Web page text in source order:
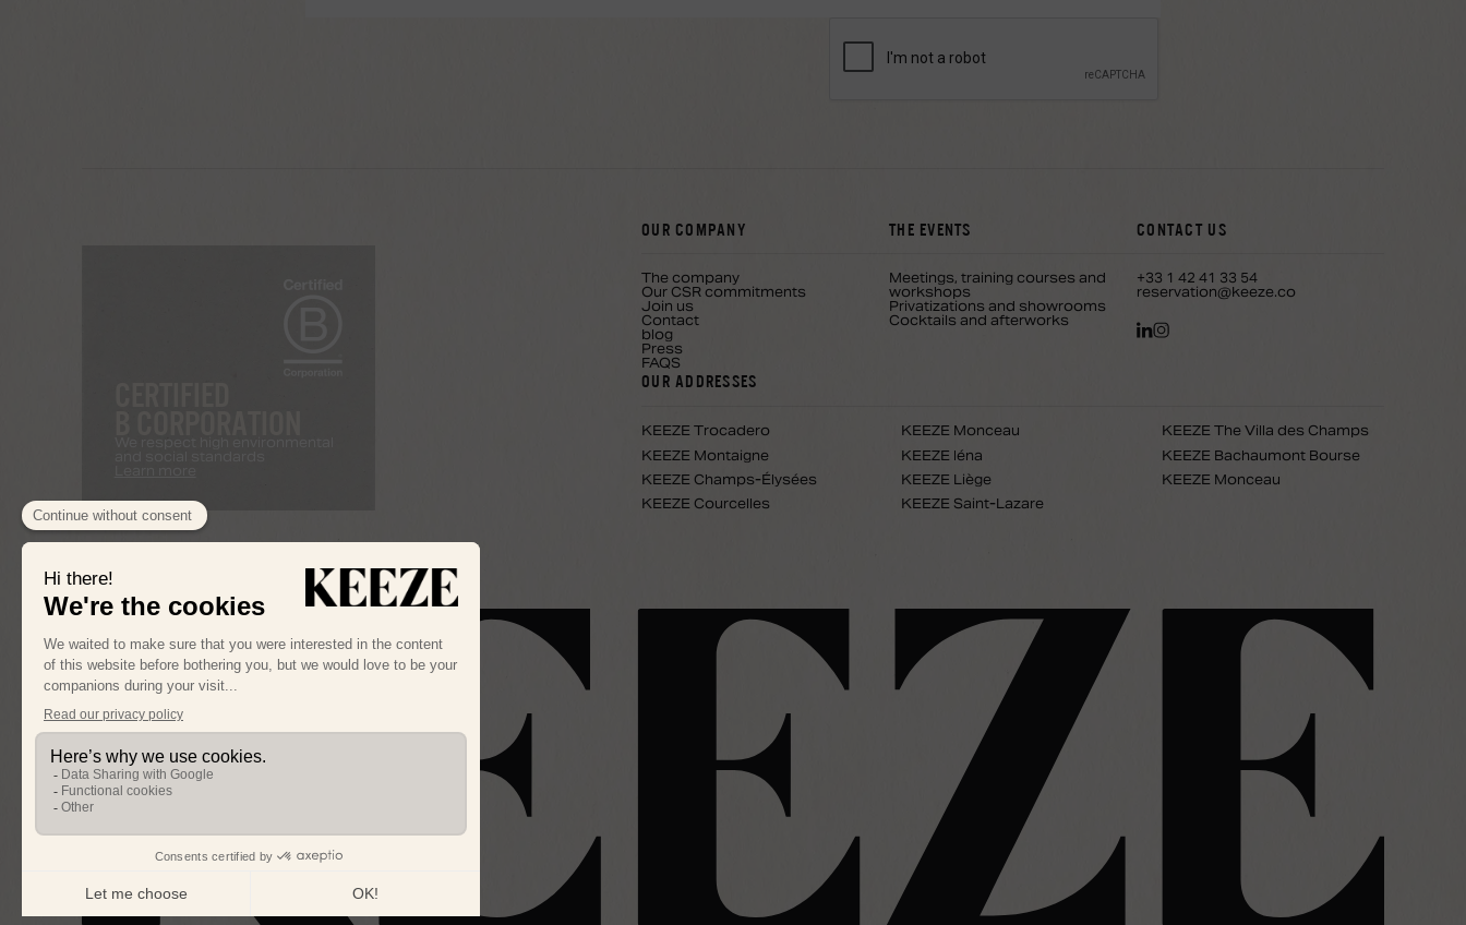
We respect high environmental
OUR COMPANY
The company
Our CSR commitments
Join us
Contact
blog
Press
FAQS
THE EVENTS
Meetings, training courses and
workshops
Privatizations and showrooms
Cocktails and afterworks
CONTACT US
+33 1 42 41 33 54
reservation@keeze.co
OUR ADDRESSES
KEEZE Trocadero KEEZE Monceau
KEEZE The Villa des Champs
KEEZE Montaigne
KEEZE Iéna
KEEZE Bachaumont Bourse
KEEZE Champs-Élysées
KEEZE Liège
KEEZE Monceau
KEEZE Courcelles
KEEZE Saint-Lazare